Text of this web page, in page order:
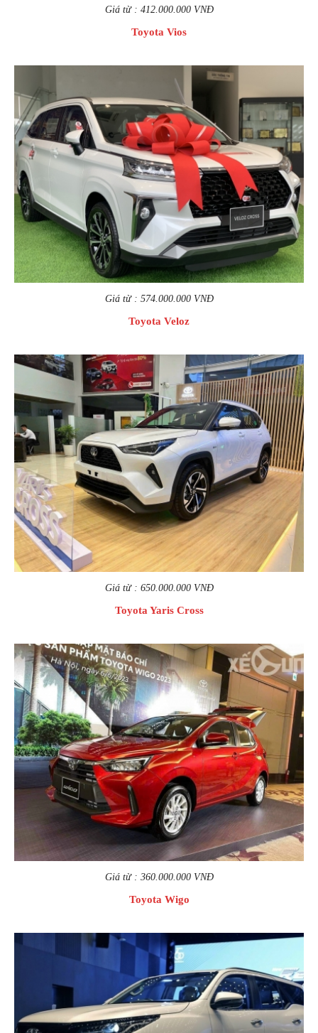
Giá từ : 412.000.000 VNĐ
Toyota Vios
Giá từ : 574.000.000 VNĐ
Toyota Veloz
Giá từ : 650.000.000 VNĐ
Toyota Yaris Cross
Giá từ : 360.000.000 VNĐ
Toyota Wigo